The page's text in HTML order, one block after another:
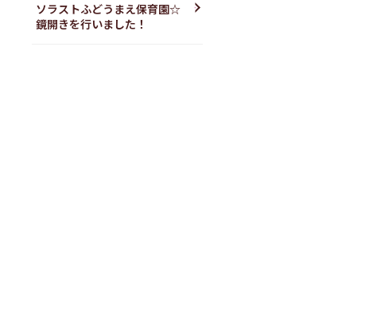
ソラストふどうまえ保育園☆
鏡開きを行いました！